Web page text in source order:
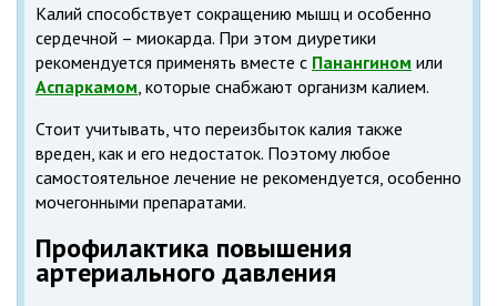
Калий способствует сокращению мышц и особенно
сердечной – миокарда. При этом диуретики
рекомендуется применять вместе с Панангином или
Аспаркамом , которые снабжают организм калием.
Стоит учитывать, что переизбыток калия также
вреден, как и его недостаток. Поэтому любое
самостоятельное лечение не рекомендуется, особенно
мочегонными препаратами.
Профилактика повышения
артериального давления